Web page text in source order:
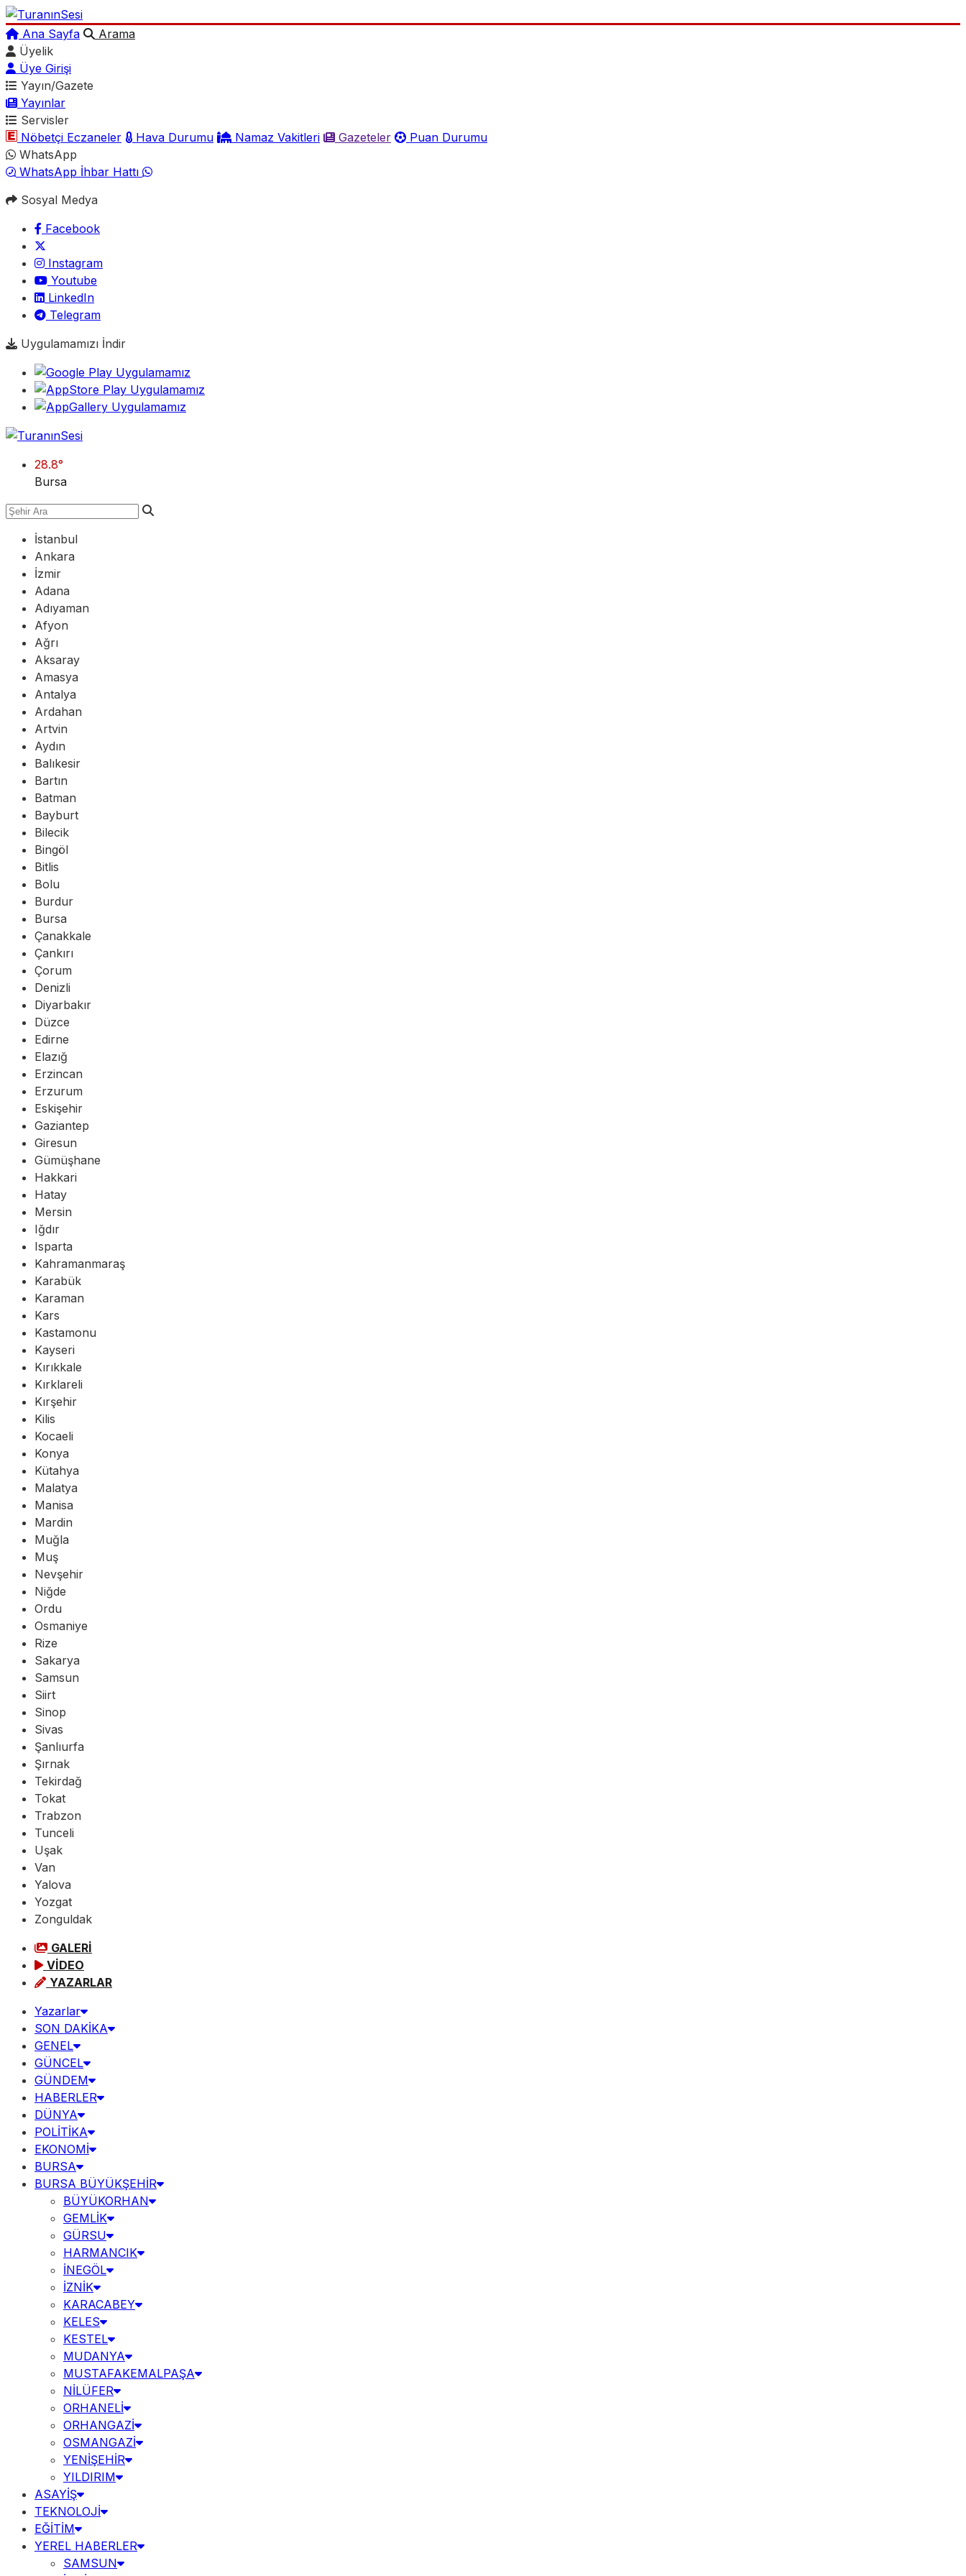
Ana Sayfa
Arama
Üyelik
Üye Girişi
Yayın/Gazete
Yayınlar
Servisler
Nöbetçi Eczaneler
Hava Durumu Namaz Vakitleri Gazeteler
Puan Durumu
WhatsApp
WhatsApp İhbar Hattı
Sosyal Medya
Facebook
Instagram
Youtube
LinkedIn
Telegram
Uygulamamızı İndir
28.8°
Bursa
İstanbul
Ankara
İzmir
Adana
Adıyaman
Afyon
Ağrı
Aksaray
Amasya
Antalya
Ardahan
Artvin
Aydın
Balıkesir
Bartın
Batman
Bayburt
Bilecik
Bingöl
Bitlis
Bolu
Burdur
Bursa
Çanakkale
Çankırı
Çorum
Denizli
Diyarbakır
Düzce
Edirne
Elazığ
Erzincan
Erzurum
Eskişehir
Gaziantep
Giresun
Gümüşhane
Hakkari
Hatay
Mersin
Iğdır
Isparta
Kahramanmaraş
Karabük
Karaman
Kars
Kastamonu
Kayseri
Kırıkkale
Kırklareli
Kırşehir
Kilis
Kocaeli
Konya
Kütahya
Malatya
Manisa
Mardin
Muğla
Muş
Nevşehir
Niğde
Ordu
Osmaniye
Rize
Sakarya
Samsun
Siirt
Sinop
Sivas
Şanlıurfa
Şırnak
Tekirdağ
Tokat
Trabzon
Tunceli
Uşak
Van
Yalova
Yozgat
Zonguldak
GALERİ
VİDEO
YAZARLAR
Yazarlar
SON DAKİKA
GENEL
GÜNCEL
GÜNDEM
HABERLER
DÜNYA
POLİTİKA
EKONOMİ
BURSA
BURSA BÜYÜKŞEHİR
BÜYÜKORHAN
GEMLİK
GÜRSU
HARMANCIK
İNEGÖL
İZNİK
KARACABEY
KELES
KESTEL
MUDANYA
MUSTAFAKEMALPAŞA
NİLÜFER
ORHANELİ
ORHANGAZİ
OSMANGAZİ
YENİŞEHİR
YILDIRIM
ASAYİŞ
TEKNOLOJİ
EĞİTİM
YEREL HABERLER
SAMSUN